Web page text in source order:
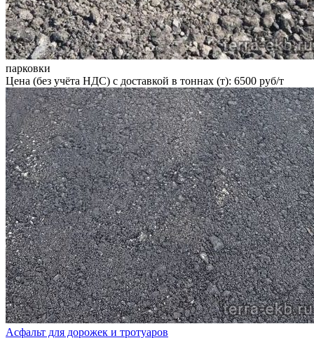
парковки
Цена (без учёта НДС) с доставкой в тоннах (т): 6500 руб/т
Асфальт для дорожек и тротуаров